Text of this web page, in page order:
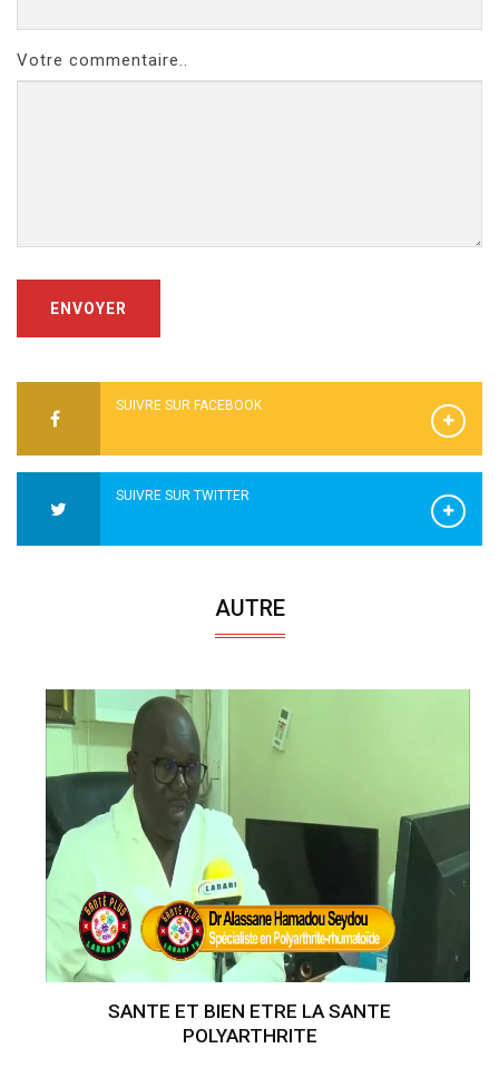
Votre commentaire..
ENVOYER
SUIVRE SUR FACEBOOK
SUIVRE SUR TWITTER
AUTRE
SANTE ET BIEN ETRE LA SANTE
POLYARTHRITE